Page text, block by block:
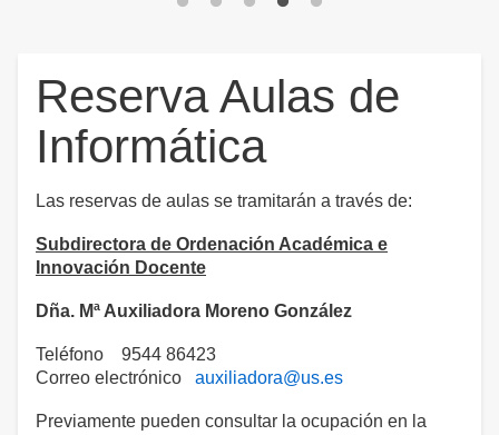
Reserva Aulas de
Informática
Las reservas de aulas se tramitarán a través de:
Subdirectora de Ordenación Académica e
Innovación Docente
Dña. Mª Auxiliadora Moreno González
Teléfono 9544 86423
Correo electrónico auxiliadora@us.es
Previamente pueden consultar la ocupación en la